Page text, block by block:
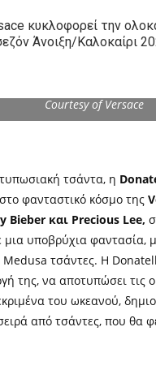
κυκλοφορεί την
Άνοιξη/Καλοκαίρι
Courtesy of Versace
τσάντα, η
φανταστικό κόσμο της
Bieber και Precious Lee,
μια υποβρύχια φαντασία,
Medusa τσάντες. Η
της, να αποτυπώσει τις
του ωκεανού,
από τσάντες, που θα